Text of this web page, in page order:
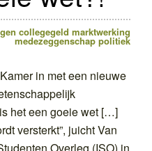
collegegeld marktwerking
medezeggenschap politiek
in met een nieuwe
het een goeie wet […]
versterkt”, juicht Van
Overleg (ISO) in